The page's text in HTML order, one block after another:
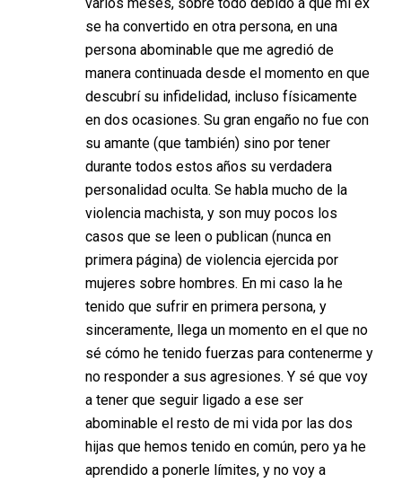
se ha convertido en otra persona, en una
persona abominable que me agredió de
manera continuada desde el momento en que
descubrí su infidelidad, incluso físicamente
en dos ocasiones. Su gran engaño no fue con
su amante (que también) sino por tener
durante todos estos años su verdadera
personalidad oculta. Se habla mucho de la
violencia machista, y son muy pocos los
casos que se leen o publican (nunca en
primera página) de violencia ejercida por
mujeres sobre hombres. En mi caso la he
tenido que sufrir en primera persona, y
sinceramente, llega un momento en el que no
sé cómo he tenido fuerzas para contenerme y
no responder a sus agresiones. Y sé que voy
a tener que seguir ligado a ese ser
abominable el resto de mi vida por las dos
hijas que hemos tenido en común, pero ya he
aprendido a ponerle límites, y no voy a